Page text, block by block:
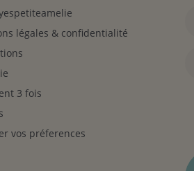
légales & confidentialité
3 fois
vos préferences